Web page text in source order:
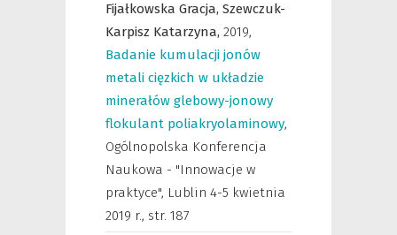
Fijałkowska Gracja, Szewczuk-
Karpisz Katarzyna, 2019,
Badanie kumulacji jonów
metali cięzkich w układzie
minerałów glebowy-jonowy
flokulant poliakryolaminowy,
Ogólnopolska Konferencja
Naukowa - "Innowacje w
praktyce", Lublin 4-5 kwietnia
2019 r., str. 187